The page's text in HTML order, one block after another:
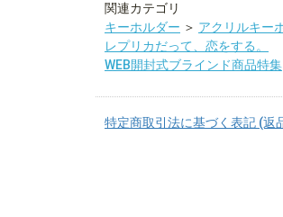
関連カテゴリ
キーホルダー ＞ アクリルキー
レプリカだって、恋をする。
WEB開封式ブラインド商品特集
特定商取引法に基づく表記 (返